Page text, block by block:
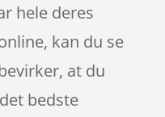
hele deres
kan du se
at du
bedste